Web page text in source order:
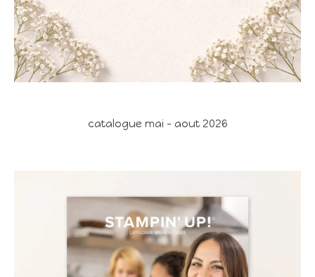
catalogue mai - aout 2026